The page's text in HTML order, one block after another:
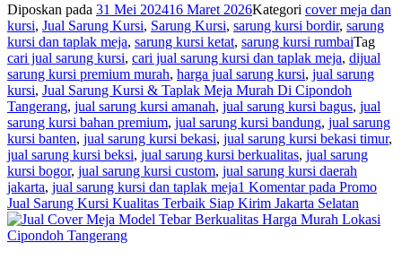
Diposkan pada 31 Mei 202416 Maret 2026Kategori cover meja dan
kursi, Jual Sarung Kursi, Sarung Kursi, sarung kursi bordir, sarung
kursi dan taplak meja, sarung kursi ketat, sarung kursi rumbaiTag
cari jual sarung kursi, cari jual sarung kursi dan taplak meja, dijual
sarung kursi premium murah, harga jual sarung kursi, jual sarung
kursi, Jual Sarung Kursi & Taplak Meja Murah Di Cipondoh
Tangerang, jual sarung kursi amanah, jual sarung kursi bagus, jual
sarung kursi bahan premium, jual sarung kursi bandung, jual sarung
kursi banten, jual sarung kursi bekasi, jual sarung kursi bekasi timur,
jual sarung kursi beksi, jual sarung kursi berkualitas, jual sarung
kursi bogor, jual sarung kursi custom, jual sarung kursi daerah
jakarta, jual sarung kursi dan taplak meja1 Komentarpada Promo
Jual Sarung Kursi Kualitas Terbaik Siap Kirim Jakarta Selatan